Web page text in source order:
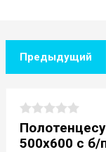
Предыдущий
500х600 с б/